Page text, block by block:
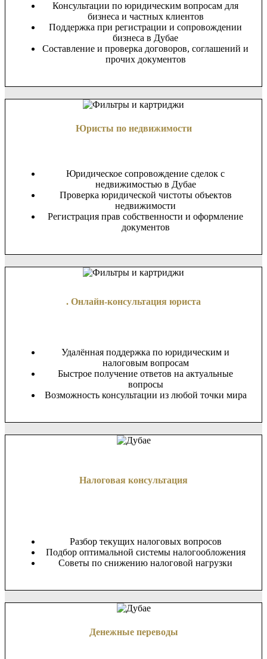
Консультации по юридическим вопросам для
бизнеса и частных клиентов
Поддержка при регистрации и сопровождении
бизнеса в Дубае
Составление и проверка договоров, соглашений и
прочих документов
Юристы по недвижимости
Юридическое сопровождение сделок с
недвижимостью в Дубае
Проверка юридической чистоты объектов
недвижимости
Регистрация прав собственности и оформление
документов
. Онлайн-консультация юриста
Удалённая поддержка по юридическим и
налоговым вопросам
Быстрое получение ответов на актуальные
вопросы
Возможность консультации из любой точки мира
Налоговая консультация
Разбор текущих налоговых вопросов
Подбор оптимальной системы налогообложения
Советы по снижению налоговой нагрузки
Денежные переводы